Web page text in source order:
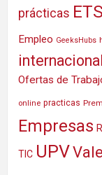
prácticas
Empleo GeeksHubs
internacional
Ofertas de
online practicas
Empresas
TIC UPV